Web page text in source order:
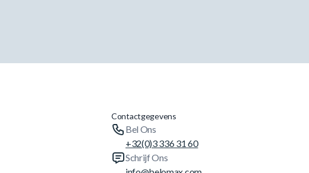
Contactgegevens
Bel Ons
+32(0)3 336 31 60
Schrijf Ons